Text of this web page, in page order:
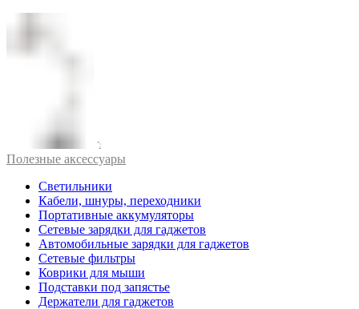
Полезные аксессуары
Светильники
Кабели, шнуры, переходники
Портативные аккумуляторы
Сетевые зарядки для гаджетов
Автомобильные зарядки для гаджетов
Сетевые фильтры
Коврики для мыши
Подставки под запястье
Держатели для гаджетов